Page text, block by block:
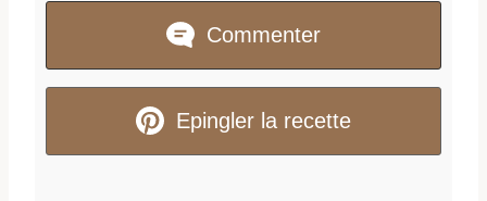
Commenter
Epingler la recette